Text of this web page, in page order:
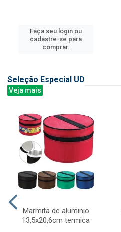
Faça seu login ou
cadastre-se para
comprar.
Seleção Especial UD
Veja mais
Marmita de aluminio
13,5x20,6cm termica